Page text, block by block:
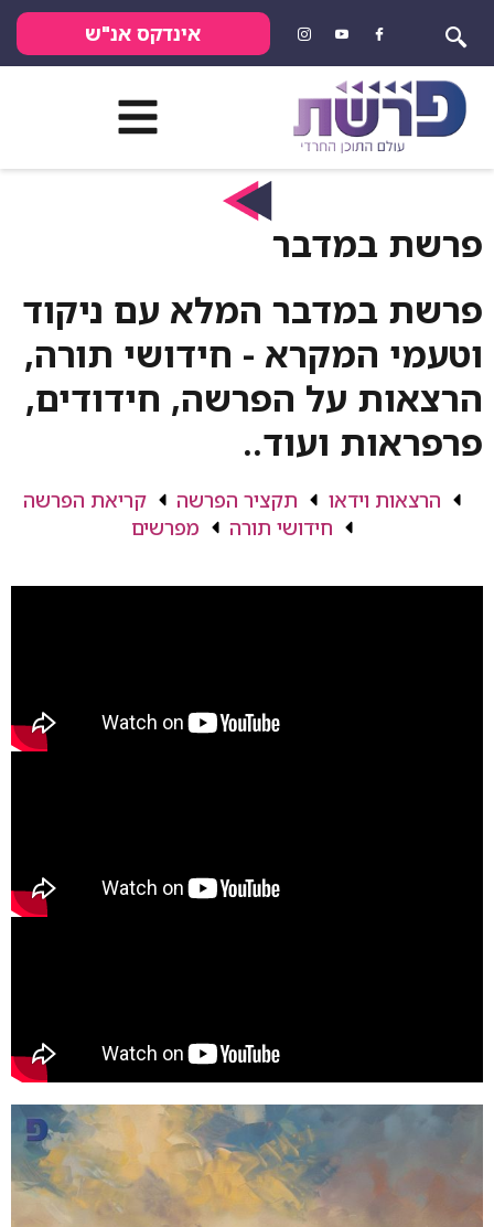
אינדקס אנ"ש
פרשת במדבר
פרשת במדבר המלא עם ניקוד
וטעמי המקרא - חידושי תורה,
הרצאות על הפרשה, חידודים,
פרפראות ועוד..
הרצאות וידאו תקציר הפרשה
קריאת הפרשה
חידושי תורה
מפרשים